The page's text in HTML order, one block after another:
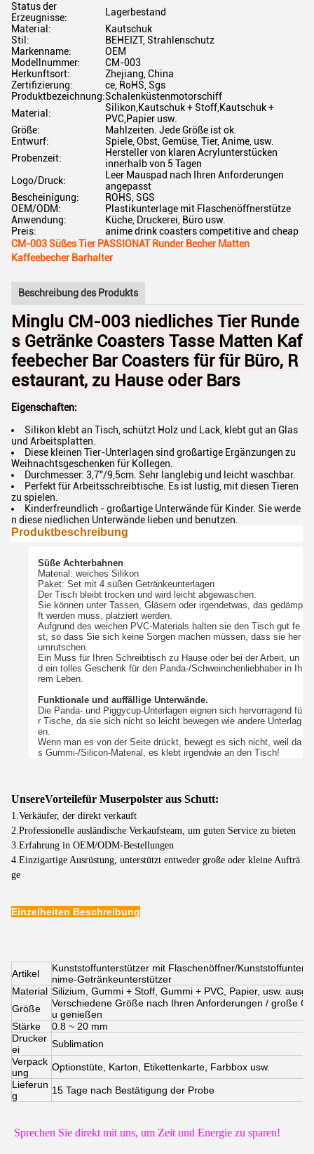
Status der
Erzeugnisse:
Lagerbestand
Material:
Kautschuk
Stil:
BEHEIZT, Strahlenschutz
Markenname:
OEM
Modellnummer:
CM-003
Herkunftsort:
Zhejiang, China
Zertifizierung:
ce, RoHS, Sgs
Produktbezeichnung:Schalenküstenmotorschiff
Material:
Silikon,Kautschuk + Stoff,Kautschuk +
PVC,Papier usw.
Größe:
Mahlzeiten. Jede Größe ist ok.
Entwurf:
Spiele, Obst, Gemüse, Tier, Anime, usw.
Probenzeit:
Hersteller von klaren Acrylunterstücken
innerhalb von 5 Tagen
Logo/Druck:
Leer Mauspad nach Ihren Anforderungen
angepasst
Bescheinigung:
ROHS, SGS
OEM/ODM:
Plastikunterlage mit Flaschenöffnerstütze
Anwendung:
Küche, Druckerei, Büro usw.
Preis:
anime drink coasters competitive and cheap
CM-003 Süßes Tier PASSIONAT Runder Becher Matten
Kaffeebecher Barhalter
Beschreibung des Produkts
Minglu CM-003 niedliches Tier Runde
s Getränke Coasters Tasse Matten Kaf
feebecher Bar Coasters für für Büro, R
estaurant, zu Hause oder Bars
Eigenschaften:
Silikon klebt an Tisch, schützt Holz und Lack, klebt gut an Glas
und Arbeitsplatten.
Diese kleinen Tier-Unterlagen sind großartige Ergänzungen zu
Weihnachtsgeschenken für Kollegen.
Durchmesser: 3,7"/9,5cm. Sehr langlebig und leicht waschbar.
Perfekt für Arbeitsschreibtische. Es ist lustig, mit diesen Tieren
zu spielen.
Kinderfreundlich - großartige Unterwände für Kinder. Sie werde
n diese niedlichen Unterwände lieben und benutzen.
Produktbeschreibung
Süße Achterbahnen
Material: weiches Silikon
Paket: Set mit 4 süßen Getränkeunterlagen
Der Tisch bleibt trocken und wird leicht abgewaschen.
Sie können unter Tassen, Gläsern oder irgendetwas, das gedämp
ft werden muss, platziert werden.
Aufgrund des weichen PVC-Materials halten sie den Tisch gut fe
st, so dass Sie sich keine Sorgen machen müssen, dass sie her
umrutschen.
Ein Muss für Ihren Schreibtisch zu Hause oder bei der Arbeit, un
d ein tolles Geschenk für den Panda-/Schweinchenliebhaber in Ih
rem Leben.
Funktionale und auffällige Unterwände.
Die Panda- und Piggycup-Unterlagen eignen sich hervorragend fü
r Tische, da sie sich nicht so leicht bewegen wie andere Unterlag
en.
Wenn man es von der Seite drückt, bewegt es sich nicht, weil da
s Gummi-/Silicon-Material, es klebt irgendwie an den Tisch!
UnsereVorteilefür Muserpolster aus Schutt:
1.Verkäufer, der direkt verkauft
2.Professionelle ausländische Verkaufsteam, um guten Service zu bieten
3.Erfahrung in OEM/ODM-Bestellungen
4.Einzigartige Ausrüstung, unterstützt entweder große oder kleine Aufträ
ge
Einzelheiten Beschreibung
Artikel
Kunststoffunterstützer mit Flaschenöffner/
nime-Getränkeunterstützer
Material Silizium, Gummi + Stoff, Gummi + PVC, Papier, usw.
Größe
Verschiedene Größe nach Ihren Anforderungen / große
u genießen
Stärke
0.8 ~ 20 mm
Drucker
ei
Sublimation
Verpack
ung
Optionstüte, Karton, Etikettenkarte, Farbbox usw.
Lieferun
g
15 Tage nach Bestätigung der Probe
Sprechen Sie direkt mit uns, um Zeit und Energie zu sparen!